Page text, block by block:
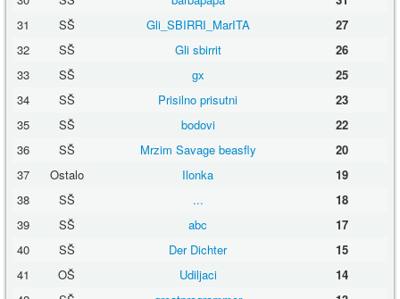
31
SŠ Gli_SBIRRI_MarITA
27
32
SŠ Gli sbirrit
26
33
SŠ gx
25
34
SŠ Prisilno prisutni
23
35
SŠ bodovi
22
36
SŠ Mrzim Savage beasfly
20
37
Ostalo Ilonka
19
38
SŠ ...
18
39
SŠ abc
17
40
SŠ Der Dichter
15
41
OŠ Udiljaci
14